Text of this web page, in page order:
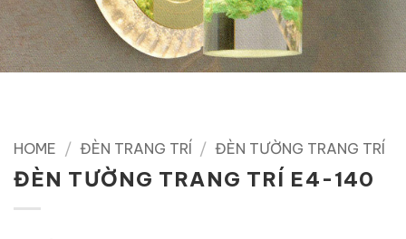
HOME / ĐÈN TRANG TRÍ / ĐÈN TƯỜNG TRANG TRÍ
ĐÈN TƯỜNG TRANG TRÍ E4-140